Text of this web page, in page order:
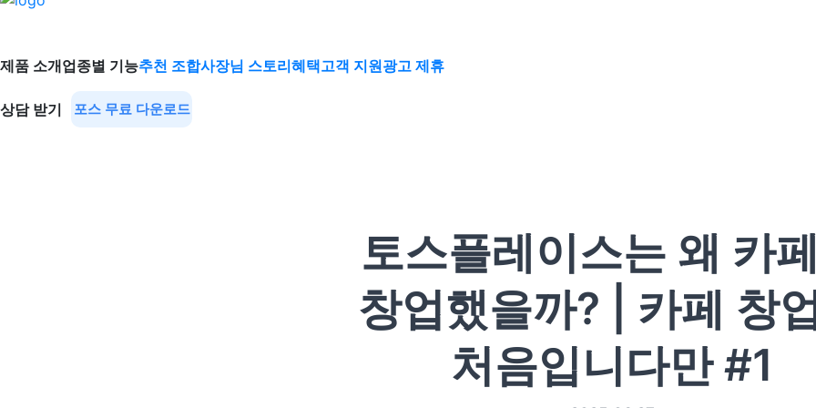
제품 소개업종별 기능추천 조합사장님 스토리혜택고객 지원광고 제휴
상담 받기 포스 무료 다운로드
토스플레이스는 왜 카
창업했을까? | 카페 창
처음입니다만 #1